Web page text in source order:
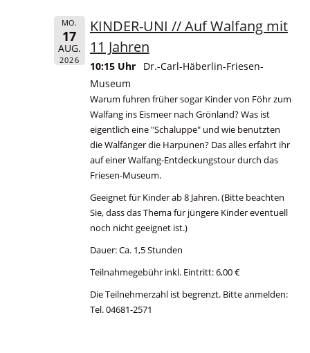
MO.
17
AUG.
2026
KINDER-UNI // Auf Walfang mit
11 Jahren
10:15 Uhr
Dr.-Carl-Häberlin-Friesen-
Museum
Warum fuhren früher sogar Kinder von Föhr zum
Walfang ins Eismeer nach Grönland? Was ist
eigentlich eine "Schaluppe" und wie benutzten
die Walfänger die Harpunen? Das alles erfahrt ihr
auf einer Walfang-Entdeckungstour durch das
Friesen-Museum.
Geeignet für Kinder ab 8 Jahren. (Bitte beachten
Sie, dass das Thema für jüngere Kinder eventuell
noch nicht geeignet ist.)
Dauer: Ca. 1,5 Stunden
Teilnahmegebühr inkl. Eintritt: 6,00 €
Die Teilnehmerzahl ist begrenzt. Bitte anmelden:
Tel. 04681-2571